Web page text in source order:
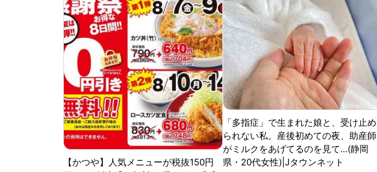
【かつや】人気メニューが税抜150円
「多指症」で生まれた娘と、受け止め
られない私。産後初めての夜、助産師
がミルクをあげてるのを見て...(静岡
県・20代女性)|Jタウンネット